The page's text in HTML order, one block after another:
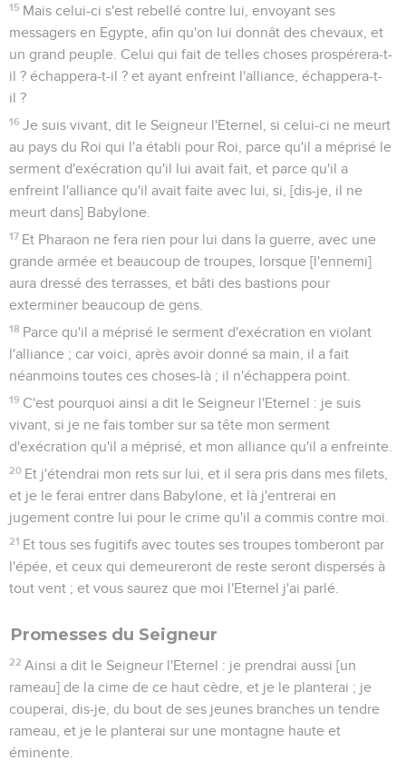
15 Mais celui-ci s'est rebellé contre lui, envoyant ses
messagers en Egypte, afin qu'on lui donnât des chevaux, et
un grand peuple. Celui qui fait de telles choses prospérera-t-
il ? échappera-t-il ? et ayant enfreint l'alliance, échappera-t-
il ?
16 Je suis vivant, dit le Seigneur l'Eternel, si celui-ci ne meurt
au pays du Roi qui l'a établi pour Roi, parce qu'il a méprisé le
serment d'exécration qu'il lui avait fait, et parce qu'il a
enfreint l'alliance qu'il avait faite avec lui, si, [dis-je, il ne
meurt dans] Babylone.
17 Et Pharaon ne fera rien pour lui dans la guerre, avec une
grande armée et beaucoup de troupes, lorsque [l'ennemi]
aura dressé des terrasses, et bâti des bastions pour
exterminer beaucoup de gens.
18 Parce qu'il a méprisé le serment d'exécration en violant
l'alliance ; car voici, après avoir donné sa main, il a fait
néanmoins toutes ces choses-là ; il n'échappera point.
19 C'est pourquoi ainsi a dit le Seigneur l'Eternel : je suis
vivant, si je ne fais tomber sur sa tête mon serment
d'exécration qu'il a méprisé, et mon alliance qu'il a enfreinte.
20 Et j'étendrai mon rets sur lui, et il sera pris dans mes filets,
et je le ferai entrer dans Babylone, et là j'entrerai en
jugement contre lui pour le crime qu'il a commis contre moi.
21 Et tous ses fugitifs avec toutes ses troupes tomberont par
l'épée, et ceux qui demeureront de reste seront dispersés à
tout vent ; et vous saurez que moi l'Eternel j'ai parlé.
Promesses du Seigneur
22 Ainsi a dit le Seigneur l'Eternel : je prendrai aussi [un
rameau] de la cime de ce haut cèdre, et je le planterai ; je
couperai, dis-je, du bout de ses jeunes branches un tendre
rameau, et je le planterai sur une montagne haute et
éminente.